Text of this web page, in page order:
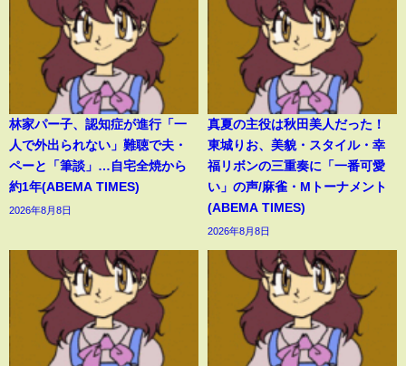
林家パー子、認知症が進行「一
人で外出られない」難聴で夫・
ペーと「筆談」…自宅全焼から
約1年(ABEMA TIMES)
2026年8月8日
真夏の主役は秋田美人だった！
東城りお、美貌・スタイル・幸
福リボンの三重奏に「一番可愛
い」の声/麻雀・Mトーナメント
(ABEMA TIMES)
2026年8月8日